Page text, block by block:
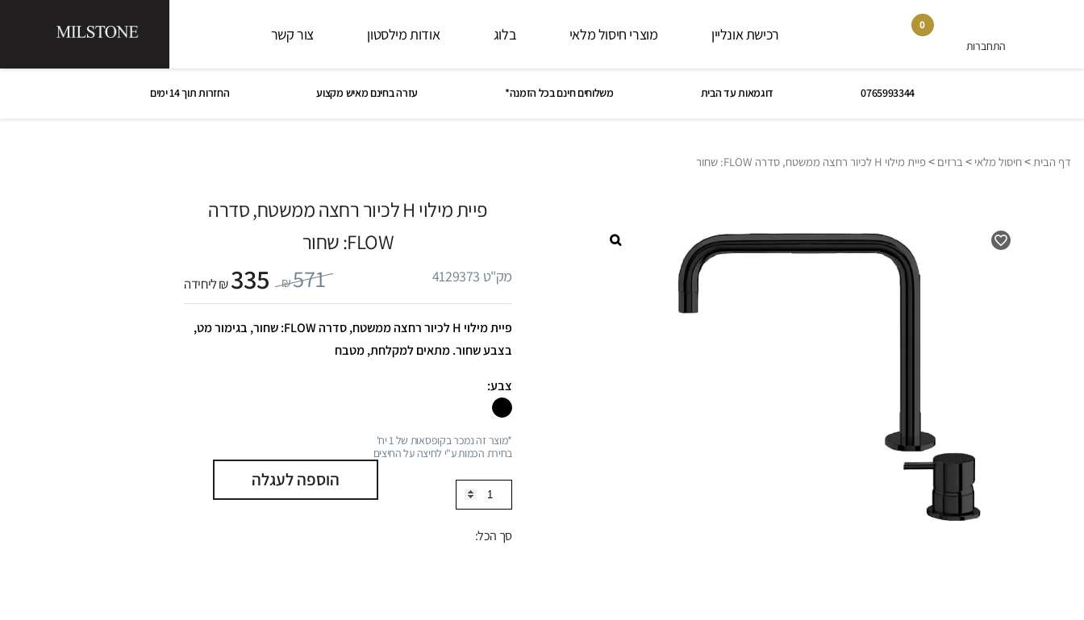
התחברות
0
רכישת אונליין מוצרי חיסול מלאי בלוג אודות מילסטון צור קשר
0765993344 דוגמאות עד הבית משלוחים חינם בכל הזמנה* עזרה בחינם מאיש מקצוע החזרות תוך 14 ימים
דף הבית>חיסול מלאי > ברזים >פיית מילוי H לכיור רחצה ממשטח, סדרה FLOW: שחור
פיית מילוי H לכיור רחצה ממשטח, סדרה
FLOW: שחור
מק"ט 4129373 335₪ ליחידה 571
₪
פיית מילוי H לכיור רחצה ממשטח, סדרה FLOW: שחור, בגימור מט,
בצבע שחור. מתאים למקלחת, מטבח
צבע:
*מוצר זה נמכר בקופסאות של 1 יח'
בחירת הכמות ע"י לחיצה על החיצים
כמות
מילוי
סך הכל:
הוספה לעגלה